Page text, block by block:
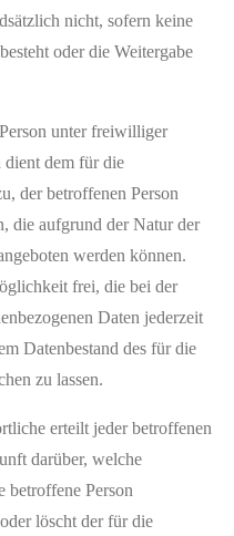
nicht, sofern keine
oder die Weitergabe
unter freiwilliger
dient dem für die
der betroffenen Person
die aufgrund der Natur der
werden können.
frei, die bei der
Daten jederzeit
Datenbestand des für die
zu lassen.
erteilt jeder betroffenen
darüber, welche
betroffene Person
löscht der für die